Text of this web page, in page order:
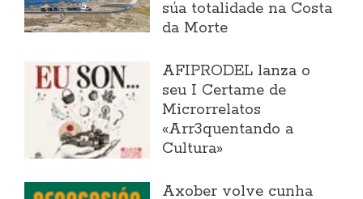
súa totalidade na Costa
da Morte
AFIPRODEL lanza o
seu I Certame de
Microrrelatos
«Arr3quentando a
Cultura»
Axober volve cunha